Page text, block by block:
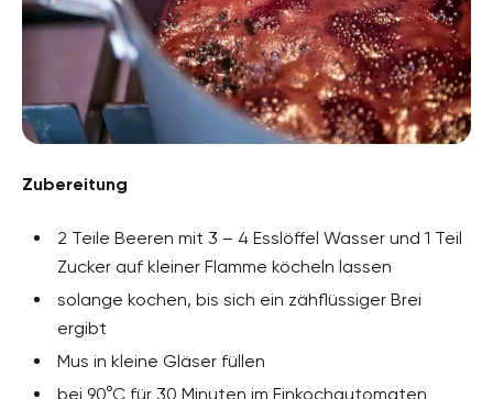
Zubereitung
2 Teile Beeren mit 3 – 4 Esslöffel Wasser und 1 Teil
Zucker auf kleiner Flamme köcheln lassen
solange kochen, bis sich ein zähflüssiger Brei
ergibt
Mus in kleine Gläser füllen
bei 90°C für 30 Minuten im Einkochautomaten